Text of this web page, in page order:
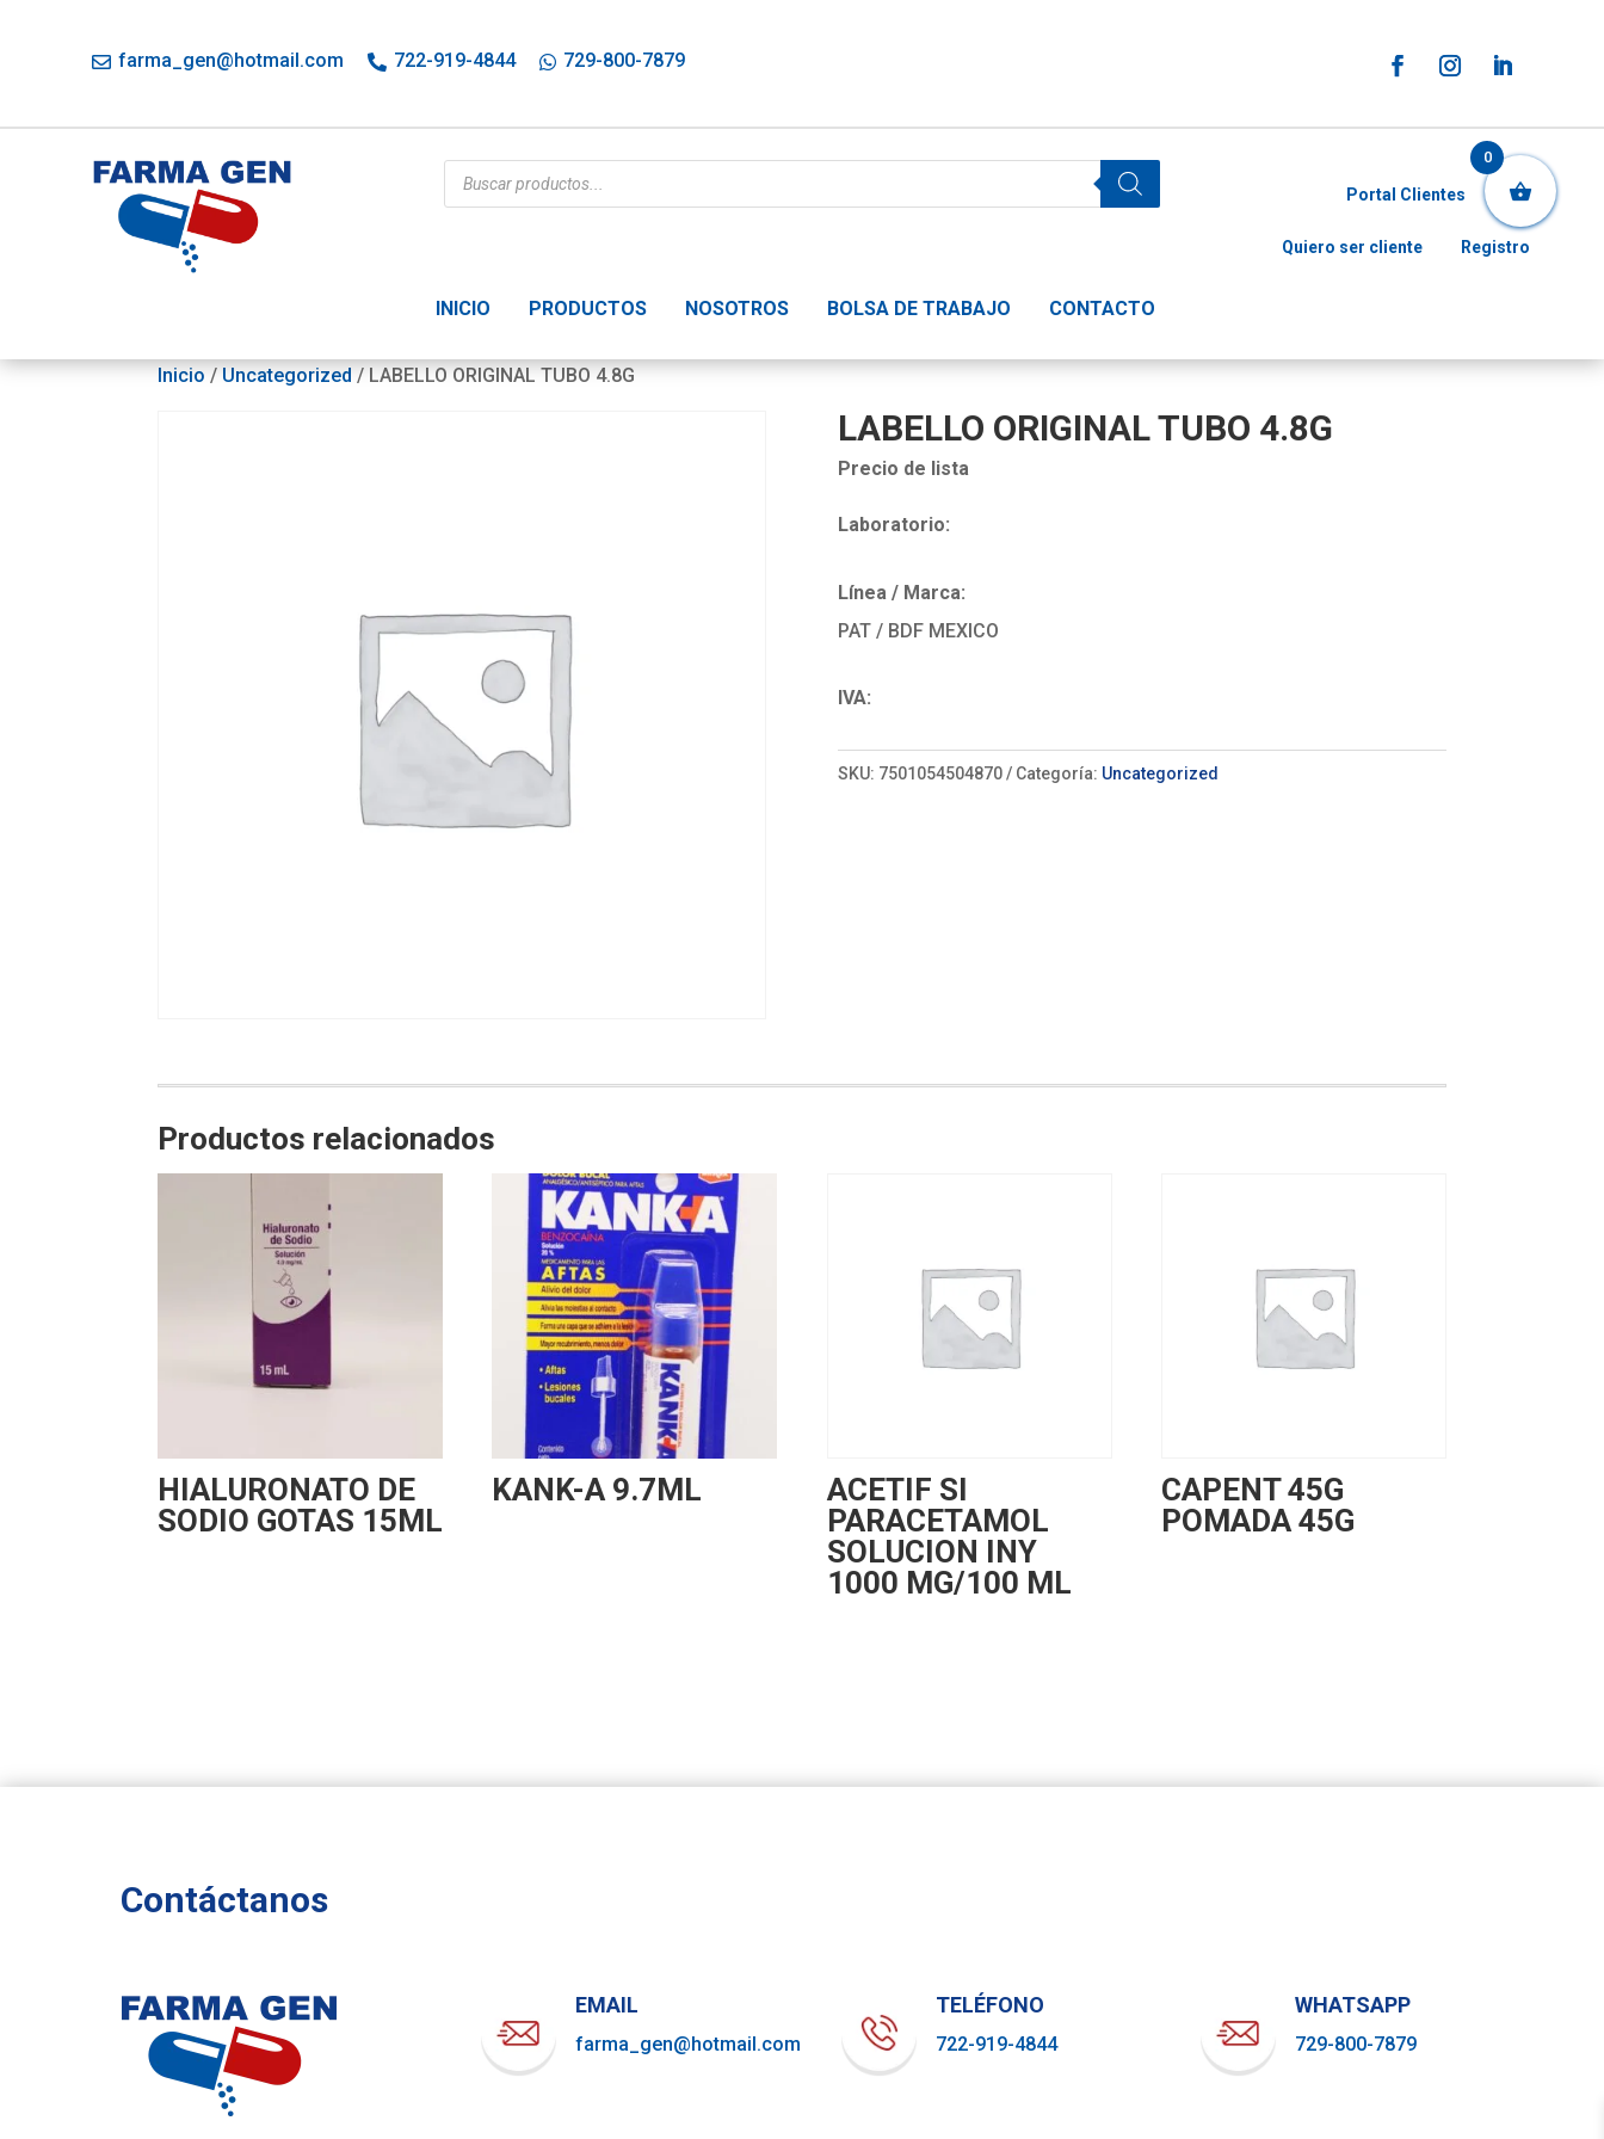
farma_gen@hotmail.com 722-919-4844 729-800-7879
Búsqueda
de
productos
INICIO PRODUCTOS NOSOTROS BOLSA DE TRABAJO CONTACTO
Portal Clientes
Quiero ser cliente Registro
Inicio / Uncategorized / LABELLO ORIGINAL TUBO 4.8G
LABELLO ORIGINAL TUBO 4.8G
Precio de lista
Laboratorio:
Línea / Marca:
PAT / BDF MEXICO
IVA:
SKU: 7501054504870 Categoría: Uncategorized
Productos relacionados
HIALURONATO DE
SODIO GOTAS 15ML
KANK-A 9.7ML
ACETIF SI
PARACETAMOL
SOLUCION INY
1000 MG/100 ML
CAPENT 45G
POMADA 45G
Contáctanos
EMAIL
farma_gen@hotmail.com
TELÉFONO
722-919-4844
WHATSAPP
729-800-7879
0